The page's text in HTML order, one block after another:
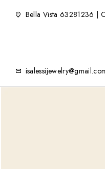
Bella Vista 63281236 |